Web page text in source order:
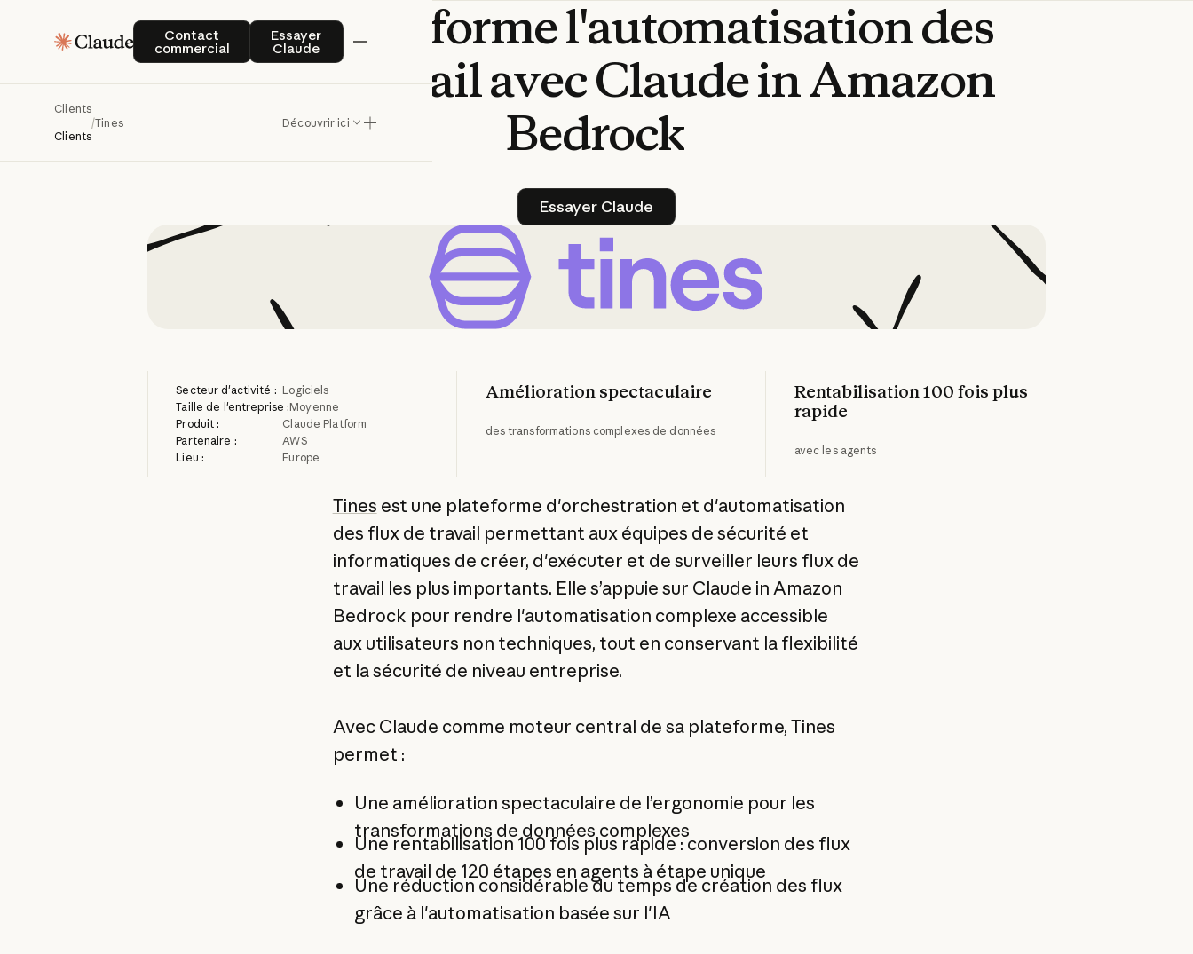
Contact
commercial
Contact commercial
Essayer
Claude
Essayer Claude
Clients
Clients
/Tines Découvrir ici
Tinestransformel'automatisationdes
fluxdetravailavecClaudeinAmazon
Bedrock
Essayer Claude
Essayer Claude
Secteur d'activité : Logiciels
Taille de l'entreprise :Moyenne
Produit :
Claude Platform
Partenaire :
AWS
Lieu :
Europe
Amélioration spectaculaire
des transformations complexes de données
Rentabilisation 100 fois plus
rapide
avec les agents
Tines est une plateforme d'orchestration et d'automatisation
des flux de travail permettant aux équipes de sécurité et
informatiques de créer, d'exécuter et de surveiller leurs flux de
travail les plus importants. Elle s’appuie sur Claude in Amazon
Bedrock pour rendre l'automatisation complexe accessible
aux utilisateurs non techniques, tout en conservant la flexibilité
et la sécurité de niveau entreprise.
Avec Claude comme moteur central de sa plateforme, Tines
permet :
Une amélioration spectaculaire de l’ergonomie pour les
transformations de données complexes
Une rentabilisation 100 fois plus rapide : conversion des flux
de travail de 120 étapes en agents à étape unique
Une réduction considérable du temps de création des flux
grâce à l'automatisation basée sur l'IA